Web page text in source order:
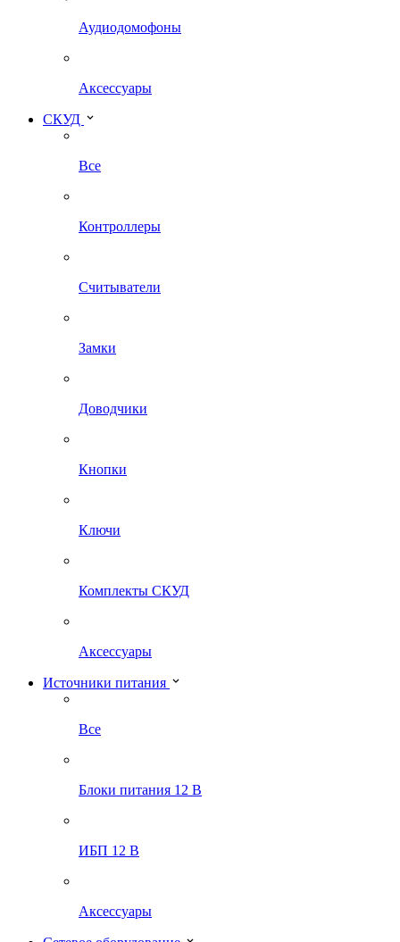
Аудиодомофоны
Аксессуары
СКУД
Все
Контроллеры
Считыватели
Замки
Доводчики
Кнопки
Ключи
Комплекты СКУД
Аксессуары
Источники питания
Все
Блоки питания 12 В
ИБП 12 В
Аксессуары